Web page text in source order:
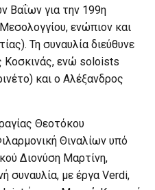
Βαΐων για την 199η
ενώπιον και
Τη συναυλία διεύθυνε
Κοσκινάς, ενώ soloists
και ο Αλέξανδρος
Θεοτόκου
Θιναλίων υπό
Διονύση Μαρτίνη,
συναυλία, με έργα Verdi,